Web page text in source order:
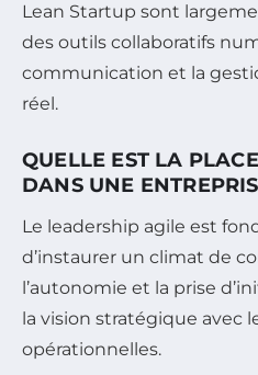
Lean Startup sont
des outils collaboratifs
communication et la
réel.
QUELLE EST LA
DANS UNE
Le leadership agile est
d’instaurer un climat de
l’autonomie et la prise
la vision stratégique avec
opérationnelles.